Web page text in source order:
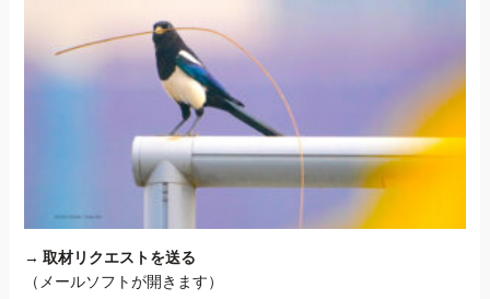
→ 取材リクエストを送る
（メールソフトが開きます）